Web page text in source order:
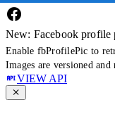
New: Facebook profile
Enable fbProfilePic to
Images are versioned
VIEW API